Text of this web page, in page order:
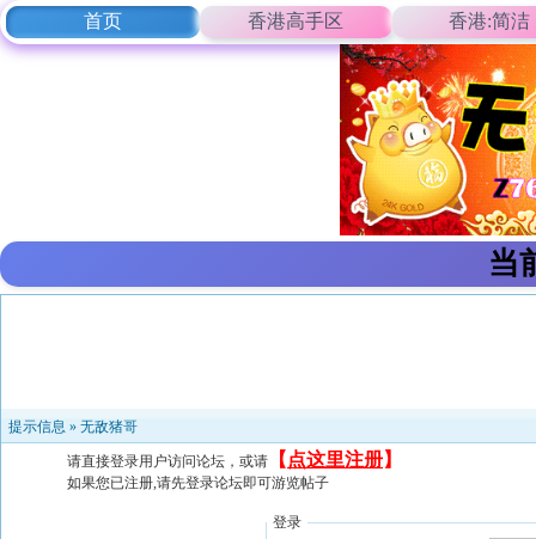
首页 香港高手区 香港:简洁
当
提示信息 » 无敌猪哥
请直接登录用户访问论坛，或请 【 点这里注册】
如果您已注册,请先登录论坛即可游览帖子
登录